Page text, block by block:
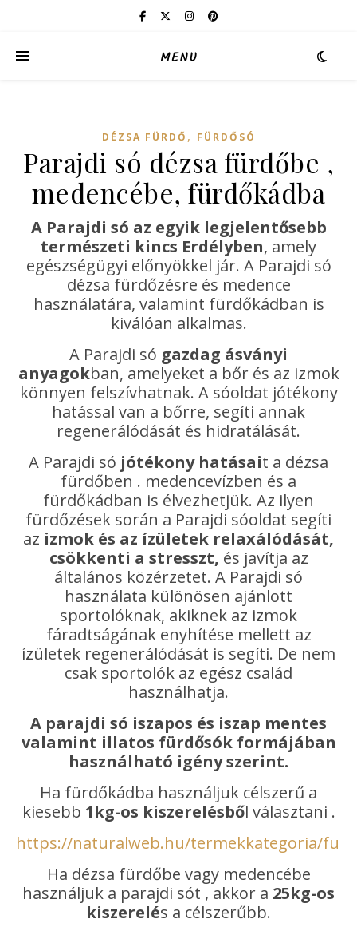
MENU
DÉZSA FÜRDŐ , FÜRDŐSÓ
Parajdi só dézsa fürdőbe ,
medencébe, fürdőkádba
A Parajdi só az egyik legjelentősebb
természeti kincs Erdélyben, amely
egészségügyi előnyökkel jár. A Parajdi só
dézsa fürdőzésre és medence
használatára, valamint fürdőkádban is
kiválóan alkalmas.
A Parajdi só gazdag ásványi
anyagokban, amelyeket a bőr és az izmok
könnyen felszívhatnak. A sóoldat jótékony
hatással van a bőrre, segíti annak
regenerálódását és hidratálását.
A Parajdi só jótékony hatásait a dézsa
fürdőben . medencevízben és a
fürdőkádban is élvezhetjük. Az ilyen
fürdőzések során a Parajdi sóoldat segíti
az izmok és az ízületek relaxálódását,
csökkenti a stresszt, és javítja az
általános közérzetet. A Parajdi só
használata különösen ajánlott
sportolóknak, akiknek az izmok
fáradtságának enyhítése mellett az
ízületek regenerálódását is segíti. De nem
csak sportolók az egész család
használhatja.
A parajdi só iszapos és iszap mentes
valamint illatos fürdősók formájában
használható igény szerint.
Ha fürdőkádba használjuk célszerű a
kiesebb 1kg-os kiszerelésből választani .
https://naturalweb.hu/termekkategoria/
Ha dézsa fürdőbe vagy medencébe
használjuk a parajdi sót , akkor a 25kg-os
kiszerelés a célszerűbb.